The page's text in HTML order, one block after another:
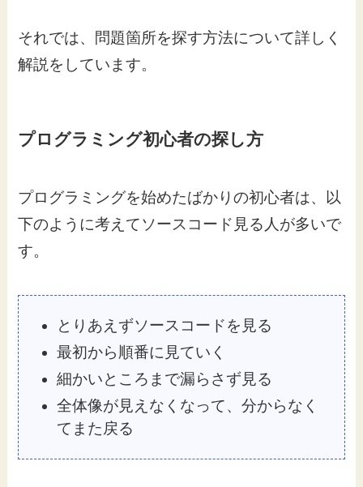
それでは、問題箇所を探す方法について詳しく
解説をしています。
プログラミング初心者の探し方
プログラミングを始めたばかりの初心者は、以
下のように考えてソースコード見る人が多いで
す。
とりあえずソースコードを見る
最初から順番に見ていく
細かいところまで漏らさず見る
全体像が見えなくなって、分からなく
てまた戻る